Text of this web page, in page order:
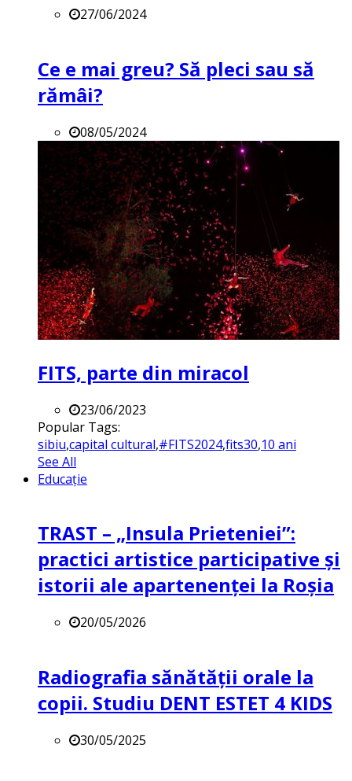
27/06/2024
Ce e mai greu? Să pleci sau să
rămâi?
08/05/2024
FITS, parte din miracol
23/06/2023
Popular Tags:
sibiu,capital cultural,#FITS2024,fits30,10 ani
See All
Educație
TRAST – „Insula Prieteniei”:
practici artistice participative și
istorii ale apartenenței la Roșia
20/05/2026
Radiografia sănătății orale la
copii. Studiu DENT ESTET 4 KIDS
30/05/2025